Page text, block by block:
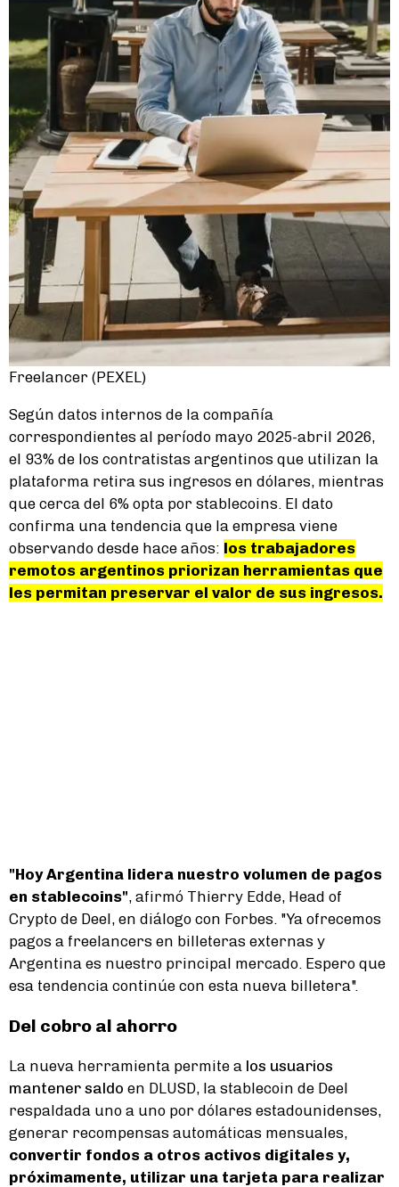
Freelancer (PEXEL)
Según datos internos de la compañía
correspondientes al período mayo 2025-abril 2026,
el 93% de los contratistas argentinos que utilizan la
plataforma retira sus ingresos en dólares, mientras
que cerca del 6% opta por stablecoins. El dato
confirma una tendencia que la empresa viene
observando desde hace años: los trabajadores
remotos argentinos priorizan herramientas que
les permitan preservar el valor de sus ingresos.
"Hoy Argentina lidera nuestro volumen de pagos
en stablecoins", afirmó Thierry Edde, Head of
Crypto de Deel, en diálogo con Forbes. "Ya ofrecemos
pagos a freelancers en billeteras externas y
Argentina es nuestro principal mercado. Espero que
esa tendencia continúe con esta nueva billetera".
Del cobro al ahorro
La nueva herramienta permite a los usuarios
mantener saldo en DLUSD, la stablecoin de Deel
respaldada uno a uno por dólares estadounidenses,
generar recompensas automáticas mensuales,
convertir fondos a otros activos digitales y,
próximamente, utilizar una tarjeta para realizar